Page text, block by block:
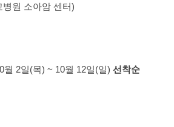
원 소아암 센터)
월 2일(목) ~ 10월 12일(일) 선착순